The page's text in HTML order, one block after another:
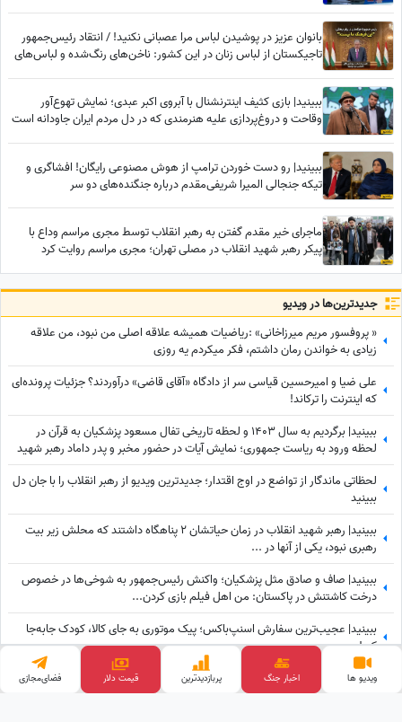
بانوان عزیز در پوشیدن لباس مرا عصبانی نکنید! / انتقاد رئیس‌جمهور
تاجیکستان از لباس زنان در این کشور: ناخن‌های رنگ‌شده و لباس‌های
ببینید| بازی کثیف اینترنشنال با آبروی اکبر عبدی؛ نمایش تهوع‌آور
وقاحت و دروغ‌پردازی علیه هنرمندی که در دل مردم ایران جاودانه است
ببینید| رو دست خوردن ترامپ از هوش مصنوعی رایگان! افشاگری و
تیکه جنجالی المیرا شریفی‌مقدم درباره جنگنده‌های دو سر
ماجرای خیر مقدم گفتن به رهبر انقلاب توسط مجری مراسم وداع با
پیکر رهبر شهید انقلاب در مصلی تهران؛ مجری مراسم روایت کرد
جدید‌ترین‌ها در ویدیو
« پروفسور مریم میرزاخانی» :ریاضیات همیشه علاقه اصلی من نبود، من علاقه
زیادی به خواندن رمان داشتم، فکر میکردم یه روزی
علی ضیا و امیرحسین قیاسی سر از دادگاه «آقای قاضی» درآوردند؟ جزئیات پرونده‌ای
که اینترنت را ترکاند!
ببینید| برگردیم به سال 1403 و لحظه تاریخی تفال مسعود پزشکیان به قرآن در
لحظه ورود به ریاست جمهوری؛ نمایش آیات در حضور مخبر و پدر داماد رهبر شهید
انقلاب
لحظاتی ماندگار از تواضع در اوج اقتدار؛ جدیدترین ویدیو از رهبر انقلاب را با جان دل
ببینید
ببینید| رهبر شهید انقلاب در زمان حیاتشان 2 پناهگاه داشتند که محلش زیر بیت
رهبری نبود، یکی از آنها در ...
ببینید| صاف و صادق مثل پزشکیان؛ واکنش رئیس‌جمهور به شوخی‌ها در خصوص
درخت کاشتنش در پاکستان: من اهل فیلم بازی کردن...
ببینید| عجیب‌ترین سفارش اسنپ‌باکس؛ پیک موتوری به جای کالا، کودک جابه‌جا
کرد!
اینو بی زحمت دست به دست کنین برسه به دست سلطنت طلبا؛ آخه ربع پهلوی تا
حالا توی دعوای محله‌ای هم شرکت نکرده که آرزوی این چنینی براش دارید!+ویدیو
ویدیو ها اخبار جنگ پربازدید‌ترین قیمت طلا فضای‌مجازی